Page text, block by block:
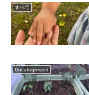
すべて
Uncategorized